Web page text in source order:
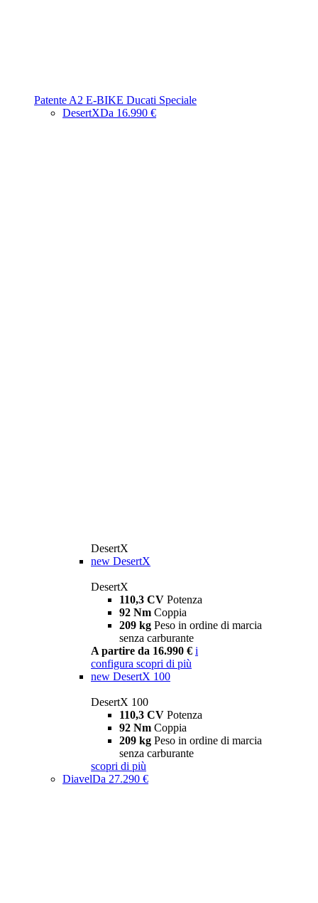
Patente A2 E-BIKE Ducati Speciale
DesertXDa 16.990 €
DesertX
new DesertX
DesertX
110,3 CV Potenza
92 Nm Coppia
209 kg Peso in ordine di marcia
senza carburante
A partire da 16.990 € i
configura scopri di più
new DesertX 100
DesertX 100
110,3 CV Potenza
92 Nm Coppia
209 kg Peso in ordine di marcia
senza carburante
scopri di più
DiavelDa 27.290 €